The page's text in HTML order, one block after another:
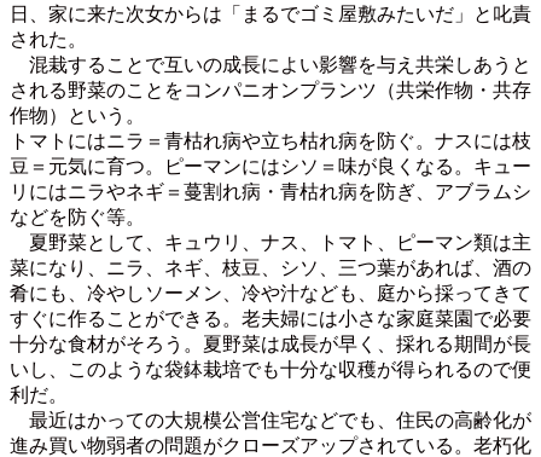
日、家に来た次女からは「まるでゴミ屋敷みたいだ」と叱責
された。
混栽することで互いの成長によい影響を与え共栄しあうと
される野菜のことをコンパニオンプランツ（共栄作物・共存
作物）という。
トマトにはニラ＝青枯れ病や立ち枯れ病を防ぐ。ナスには枝
豆＝元気に育つ。ピーマンにはシソ＝味が良くなる。キュー
リにはニラやネギ＝蔓割れ病・青枯れ病を防ぎ、アブラムシ
などを防ぐ等。
夏野菜として、キュウリ、ナス、トマト、ピーマン類は主
菜になり、ニラ、ネギ、枝豆、シソ、三つ葉があれば、酒の
肴にも、冷やしソーメン、冷や汁なども、庭から採ってきて
すぐに作ることができる。老夫婦には小さな家庭菜園で必要
十分な食材がそろう。夏野菜は成長が早く、採れる期間が長
いし、このような袋鉢栽培でも十分な収穫が得られるので便
利だ。
最近はかっての大規模公営住宅などでも、住民の高齢化が
進み買い物弱者の問題がクローズアップされている。老朽化